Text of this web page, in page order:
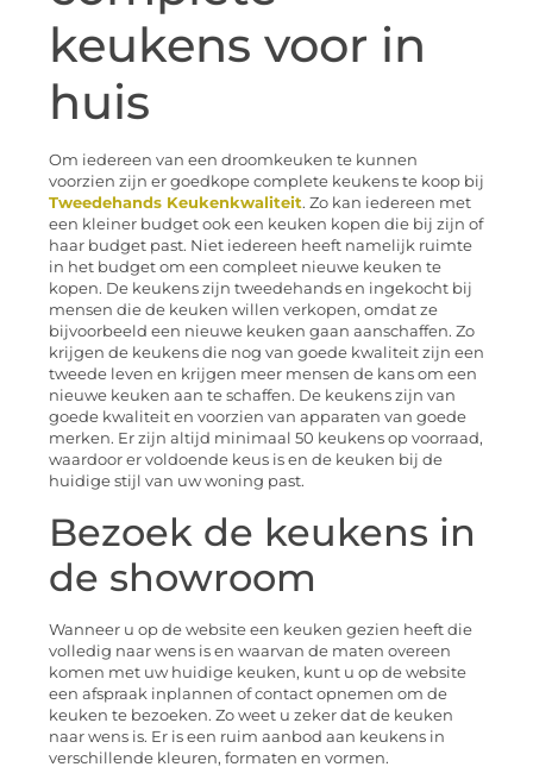
keukens voor in
huis
Om iedereen van een droomkeuken te kunnen
voorzien zijn er goedkope complete keukens te koop bij
Tweedehands Keukenkwaliteit. Zo kan iedereen met
een kleiner budget ook een keuken kopen die bij zijn of
haar budget past. Niet iedereen heeft namelijk ruimte
in het budget om een compleet nieuwe keuken te
kopen. De keukens zijn tweedehands en ingekocht bij
mensen die de keuken willen verkopen, omdat ze
bijvoorbeeld een nieuwe keuken gaan aanschaffen. Zo
krijgen de keukens die nog van goede kwaliteit zijn een
tweede leven en krijgen meer mensen de kans om een
nieuwe keuken aan te schaffen. De keukens zijn van
goede kwaliteit en voorzien van apparaten van goede
merken. Er zijn altijd minimaal 50 keukens op voorraad,
waardoor er voldoende keus is en de keuken bij de
huidige stijl van uw woning past.
Bezoek de keukens in
de showroom
Wanneer u op de website een keuken gezien heeft die
volledig naar wens is en waarvan de maten overeen
komen met uw huidige keuken, kunt u op de website
een afspraak inplannen of contact opnemen om de
keuken te bezoeken. Zo weet u zeker dat de keuken
naar wens is. Er is een ruim aanbod aan keukens in
verschillende kleuren, formaten en vormen.